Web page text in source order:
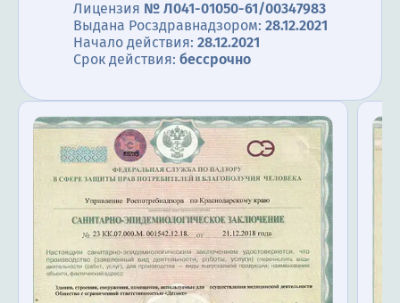
Лицензия № Л041-01050-61/00347983
Выдана Росздравнадзором: 28.12.2021
Начало действия: 28.12.2021
Срок действия: бессрочно